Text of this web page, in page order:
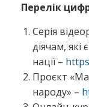
Перелік
Серія
діячам, які
нації –
Проєкт
народу» –